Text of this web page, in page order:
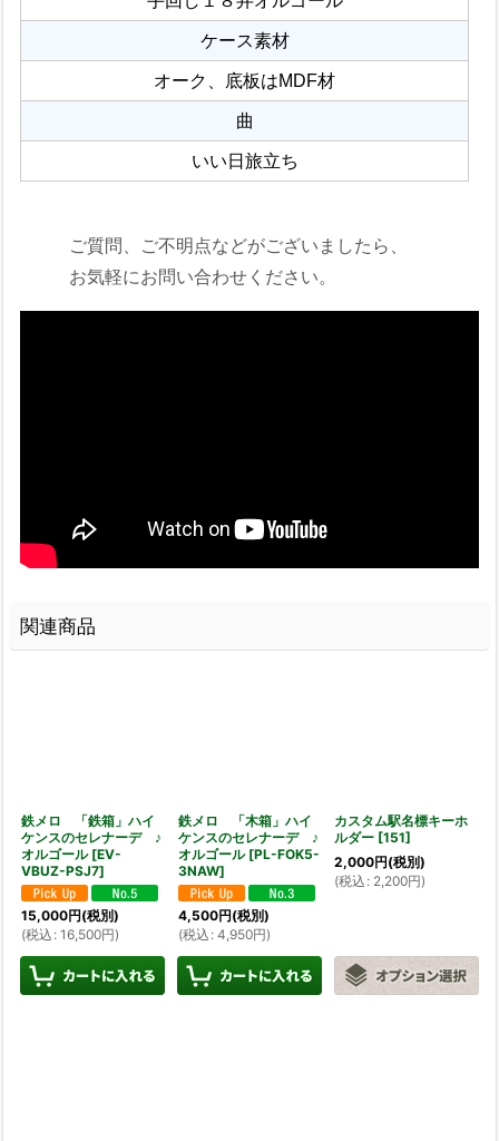
ケース素材
オーク、底板はMDF材
曲
いい日旅立ち
ご質問、ご不明点などがございましたら、
お気軽にお問い合わせください。
関連商品
鉄メロ 「鉄箱」ハイ
ケンスのセレナーデ ♪
オルゴール [EV-
VBUZ-PSJ7]
15,000円(税別)
(税込 : 16,500円)
鉄メロ 「木箱」ハイ
ケンスのセレナーデ ♪
オルゴール [PL-FOK5-
3NAW]
4,500円(税別)
(税込 : 4,950円)
カスタム駅名標キーホ
ルダー [151]
2,000円(税別)
(税込 : 2,200円)